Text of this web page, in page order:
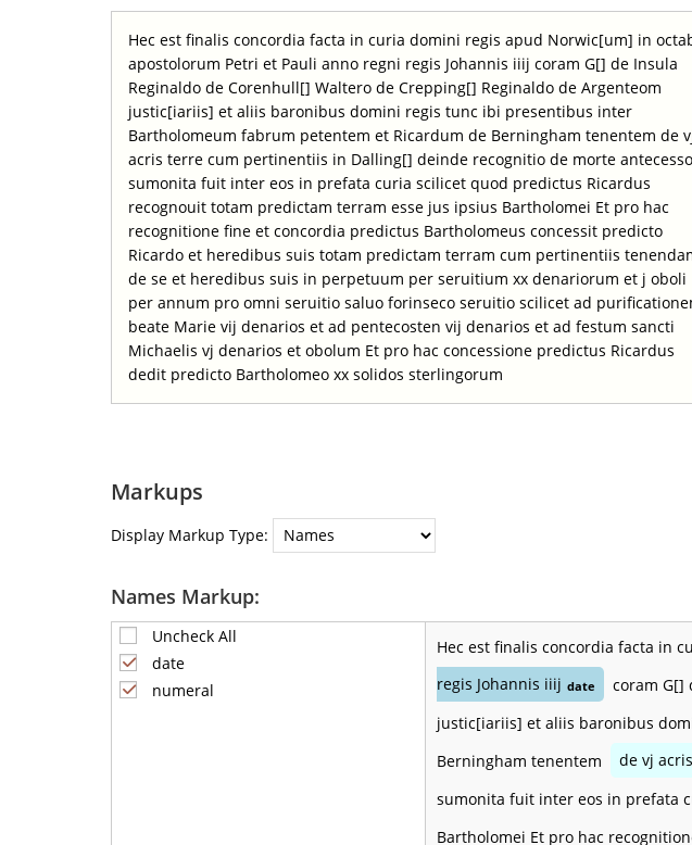
Hec est finalis concordia facta in curia domini regis apud Norwic[um] in
apostolorum Petri et Pauli anno regni regis Johannis iiij coram G[] de Insula
Reginaldo de Corenhull[] Waltero de Crepping[] Reginaldo de Argenteom
justic[iariis] et aliis baronibus domini regis tunc ibi presentibus inter
Bartholomeum fabrum petentem et Ricardum de Berningham tenentem de
acris terre cum pertinentiis in Dalling[] deinde recognitio de morte
sumonita fuit inter eos in prefata curia scilicet quod predictus Ricardus
recognouit totam predictam terram esse jus ipsius Bartholomei Et pro hac
recognitione fine et concordia predictus Bartholomeus concessit predicto
Ricardo et heredibus suis totam predictam terram cum pertinentiis
de se et heredibus suis in perpetuum per seruitium xx denariorum et j oboli
per annum pro omni seruitio saluo forinseco seruitio scilicet ad
beate Marie vij denarios et ad pentecosten vij denarios et ad festum sancti
Michaelis vj denarios et obolum Et pro hac concessione predictus Ricardus
dedit predicto Bartholomeo xx solidos sterlingorum
Markups
Display Markup Type:
Names Markup:
Uncheck All
date
numeral
Hec est finalis concordia facta in
regis Johannis iiij date
coram G[]
justic[iariis] et aliis baronibus
Berningham tenentem
de vj
sumonita fuit inter eos in prefata
Bartholomei Et pro hac